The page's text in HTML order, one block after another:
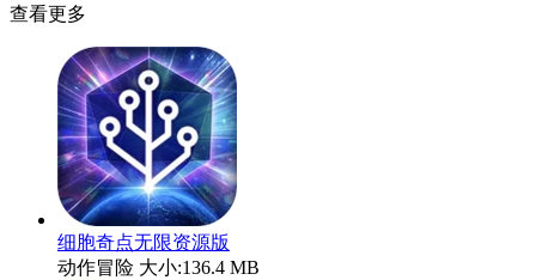
查看更多
细胞奇点无限资源版
动作冒险 大小:136.4 MB